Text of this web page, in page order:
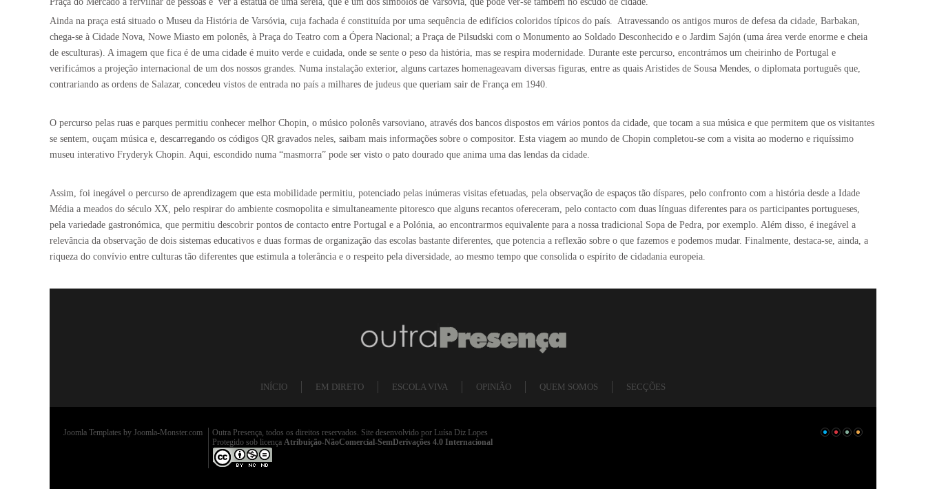
Ainda na praça está situado o Museu da História de Varsóvia, cuja fachada é constituída por uma sequência de edifícios coloridos típicos do país.
Atravessando os antigos muros de defesa da cidade, Barbakan,
chega-se à Cidade Nova, Nowe Miasto em polonês, à Praça do Teatro com a Ópera Nacional; a Praça de Pilsudski com o Monumento ao Soldado Desconhecido e o Jardim Sajón (uma área verde enorme e cheia
de esculturas). A imagem que fica é de uma cidade é muito verde e cuidada, onde se sente o peso da história, mas se respira modernidade. Durante este percurso, encontrámos um cheirinho de Portugal e
verificámos a projeção internacional de um dos nossos grandes. Numa instalação exterior, alguns cartazes homenageavam diversas figuras, entre as quais Aristides de Sousa Mendes, o diplomata português que,
contrariando as ordens de Salazar, concedeu vistos de entrada no país a milhares de judeus que queriam sair de França em 1940.
O percurso pelas ruas e parques permitiu conhecer melhor Chopin, o músico polonês varsoviano, através dos bancos dispostos em vários pontos da cidade, que tocam a sua música e que permitem que os visitantes
se sentem, ouçam música e, descarregando os códigos QR gravados neles, saibam mais informações sobre o compositor. Esta viagem ao mundo de Chopin completou-se com a visita ao moderno e riquíssimo
museu interativo Fryderyk Chopin. Aqui, escondido numa “masmorra” pode ser visto o pato dourado que anima uma das lendas da cidade.
Assim, foi inegável o percurso de aprendizagem que esta mobilidade permitiu, potenciado pelas inúmeras visitas efetuadas, pela observação de espaços tão díspares, pelo confronto com a história desde a Idade
Média a meados do século XX, pelo respirar do ambiente cosmopolita e simultaneamente pitoresco que alguns recantos ofereceram, pelo contacto com duas línguas diferentes para os participantes portugueses,
pela variedade gastronómica, que permitiu descobrir pontos de contacto entre Portugal e a Polónia, ao encontrarmos equivalente para a nossa tradicional Sopa de Pedra, por exemplo. Além disso, é inegável a
relevância da observação de dois sistemas educativos e duas formas de organização das escolas bastante diferentes, que potencia a reflexão sobre o que fazemos e podemos mudar. Finalmente, destaca-se, ainda, a
riqueza do convívio entre culturas tão diferentes que estimula a tolerância e o respeito pela diversidade, ao mesmo tempo que consolida o espírito de cidadania europeia.
INÍCIO EM DIRETO ESCOLA VIVA OPINIÃO QUEM SOMOS SECÇÕES
Joomla Templates by Joomla-Monster.com
Outra Presença, todos os direitos reservados. Site desenvolvido por Luísa Diz Lopes
Protegido sob licença Atribuição-NãoComercial-SemDerivações 4.0 Internacional